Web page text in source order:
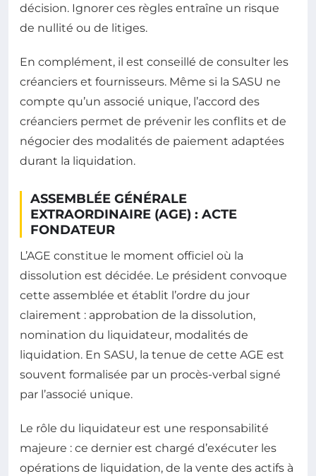
décision. Ignorer ces règles entraîne un risque
de nullité ou de litiges.
En complément, il est conseillé de consulter les
créanciers et fournisseurs. Même si la SASU ne
compte qu’un associé unique, l’accord des
créanciers permet de prévenir les conflits et de
négocier des modalités de paiement adaptées
durant la liquidation.
ASSEMBLÉE GÉNÉRALE
EXTRAORDINAIRE (AGE) : ACTE
FONDATEUR
L’AGE constitue le moment officiel où la
dissolution est décidée. Le président convoque
cette assemblée et établit l’ordre du jour
clairement : approbation de la dissolution,
nomination du liquidateur, modalités de
liquidation. En SASU, la tenue de cette AGE est
souvent formalisée par un procès-verbal signé
par l’associé unique.
Le rôle du liquidateur est une responsabilité
majeure : ce dernier est chargé d’exécuter les
opérations de liquidation, de la vente des actifs à